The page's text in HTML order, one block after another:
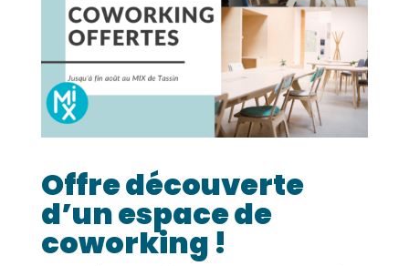
Offre découverte
d’un espace de
coworking !